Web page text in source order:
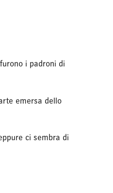
i padroni di
emersa dello
ci sembra di